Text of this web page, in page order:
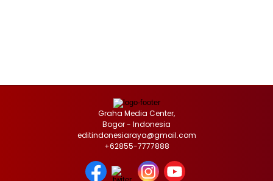
Graha Media Center,
Bogor - Indonesia
editindonesiaraya@gmail.com
+62855-7777888